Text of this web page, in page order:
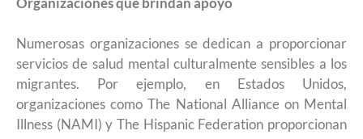
Numerosas organizaciones se dedican a proporcionar
servicios de salud mental culturalmente sensibles a los
migrantes. Por ejemplo, en Estados Unidos,
organizaciones como The National Alliance on Mental
Illness (NAMI) y The Hispanic Federation proporcionan